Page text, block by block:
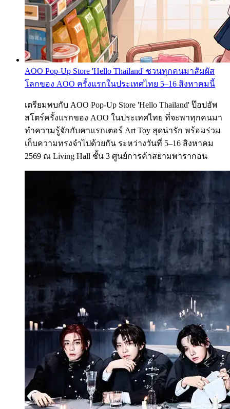
AOO Pop-Up Store 'Hello Thailand' ชวนทุกคนมาสัมผัส
โลกของ AOO ครั้งแรกในประเทศไทย 5–16 สิงหาคมนี้
เตรียมพบกับ AOO Pop-Up Store 'Hello Thailand' ป๊อปอัพ
สโตร์ครั้งแรกของ AOO ในประเทศไทย ที่จะพาทุกคนมา
ทำความรู้จักกับคาแรกเตอร์ Art Toy สุดน่ารัก พร้อมร่วม
เก็บความทรงจำไปด้วยกัน ระหว่างวันที่ 5–16 สิงหาคม
2569 ณ Living Hall ชั้น 3 ศูนย์การค้าสยามพารากอน